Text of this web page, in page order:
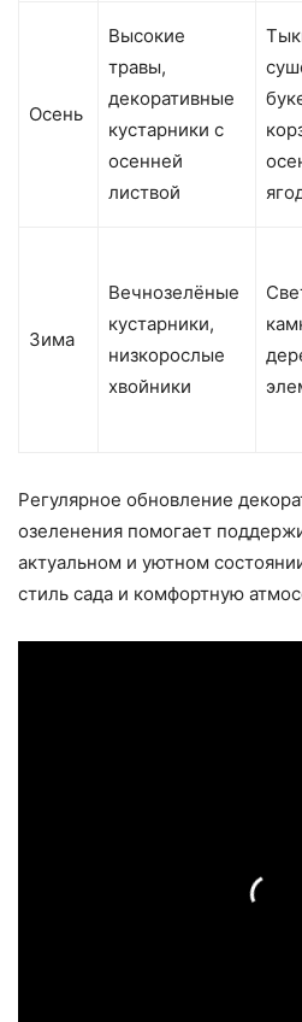
Осень
Высокие
травы,
декоративные
кустарники с
осенней
листвой
Зима
Вечнозелёные
кустарники,
низкорослые
хвойники
Регулярное обновление
озеленения помогает
актуальном и уютном
стиль сада и комфортную